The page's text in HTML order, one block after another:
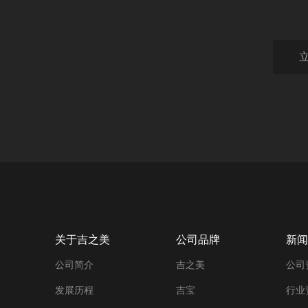
关于吉之美
公司简介
发展历程
公司品牌
吉之美
吉宝
新
公司
行业